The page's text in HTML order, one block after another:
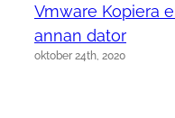
Vmware Kopiera
annan dator
oktober 24th, 2020